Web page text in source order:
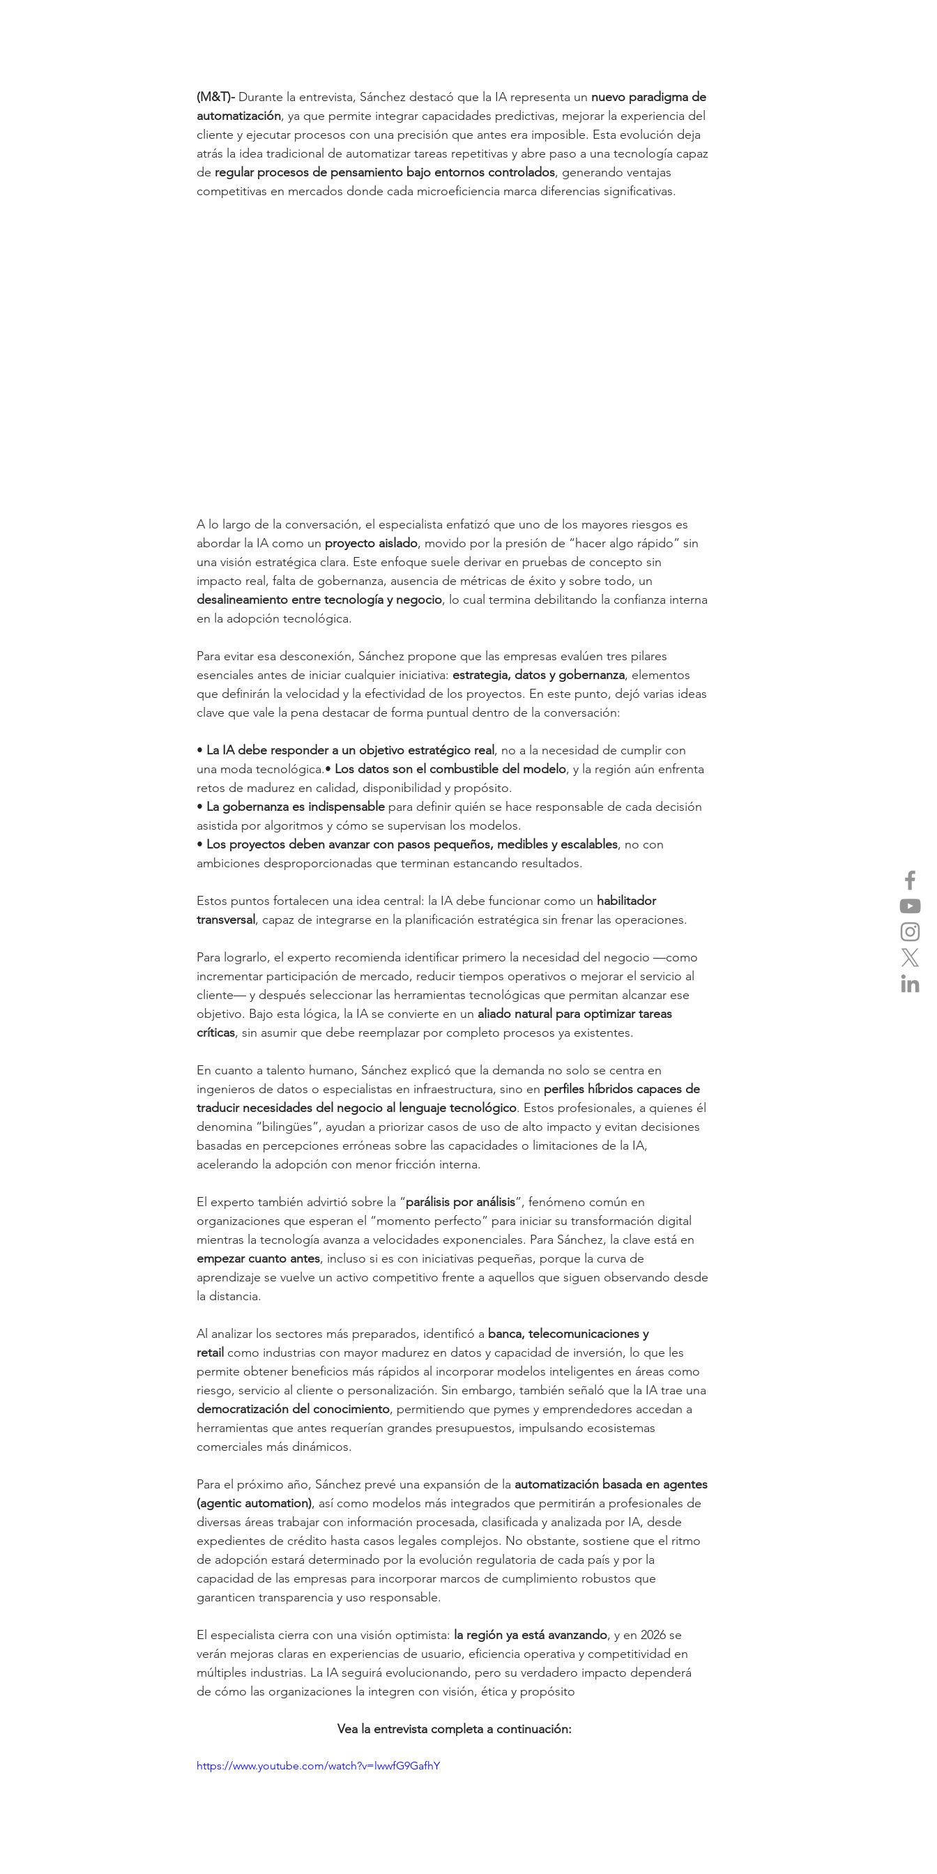
(M&T)- Durante la entrevista, Sánchez destacó que la IA representa un nuevo paradigma de
automatización, ya que permite integrar capacidades predictivas, mejorar la experiencia del
cliente y ejecutar procesos con una precisión que antes era imposible. Esta evolución deja
atrás la idea tradicional de automatizar tareas repetitivas y abre paso a una tecnología capaz
de regular procesos de pensamiento bajo entornos controlados, generando ventajas
competitivas en mercados donde cada microeficiencia marca diferencias significativas.
A lo largo de la conversación, el especialista enfatizó que uno de los mayores riesgos es
abordar la IA como un proyecto aislado, movido por la presión de “hacer algo rápido” sin
una visión estratégica clara. Este enfoque suele derivar en pruebas de concepto sin
impacto real, falta de gobernanza, ausencia de métricas de éxito y sobre todo, un
desalineamiento entre tecnología y negocio, lo cual termina debilitando la confianza interna
en la adopción tecnológica.
Para evitar esa desconexión, Sánchez propone que las empresas evalúen tres pilares
esenciales antes de iniciar cualquier iniciativa: estrategia, datos y gobernanza, elementos
que definirán la velocidad y la efectividad de los proyectos. En este punto, dejó varias ideas
clave que vale la pena destacar de forma puntual dentro de la conversación:
• La IA debe responder a un objetivo estratégico real , no a la necesidad de cumplir con
una moda tecnológica.• Los datos son el combustible del modelo, y la región aún enfrenta
retos de madurez en calidad, disponibilidad y propósito.
• La gobernanza es indispensable para definir quién se hace responsable de cada decisión
asistida por algoritmos y cómo se supervisan los modelos.
• Los proyectos deben avanzar con pasos pequeños, medibles y escalables, no con
ambiciones desproporcionadas que terminan estancando resultados.
Estos puntos fortalecen una idea central: la IA debe funcionar como un habilitador
transversal , capaz de integrarse en la planificación estratégica sin frenar las operaciones.
Para lograrlo, el experto recomienda identificar primero la necesidad del negocio —como
incrementar participación de mercado, reducir tiempos operativos o mejorar el servicio al
cliente— y después seleccionar las herramientas tecnológicas que permitan alcanzar ese
objetivo. Bajo esta lógica, la IA se convierte en un aliado natural para optimizar tareas
críticas, sin asumir que debe reemplazar por completo procesos ya existentes.
En cuanto a talento humano, Sánchez explicó que la demanda no solo se centra en
ingenieros de datos o especialistas en infraestructura, sino en perfiles híbridos capaces de
traducir necesidades del negocio al lenguaje tecnológico. Estos profesionales, a quienes él
denomina “bilingües”, ayudan a priorizar casos de uso de alto impacto y evitan decisiones
basadas en percepciones erróneas sobre las capacidades o limitaciones de la IA,
acelerando la adopción con menor fricción interna.
El experto también advirtió sobre la “parálisis por análisis”, fenómeno común en
organizaciones que esperan el “momento perfecto” para iniciar su transformación digital
mientras la tecnología avanza a velocidades exponenciales. Para Sánchez, la clave está en
empezar cuanto antes, incluso si es con iniciativas pequeñas, porque la curva de
aprendizaje se vuelve un activo competitivo frente a aquellos que siguen observando desde
la distancia.
Al analizar los sectores más preparados, identificó a banca, telecomunicaciones y
retail como industrias con mayor madurez en datos y capacidad de inversión, lo que les
permite obtener beneficios más rápidos al incorporar modelos inteligentes en áreas como
riesgo, servicio al cliente o personalización. Sin embargo, también señaló que la IA trae una
democratización del conocimiento, permitiendo que pymes y emprendedores accedan a
herramientas que antes requerían grandes presupuestos, impulsando ecosistemas
comerciales más dinámicos.
Para el próximo año, Sánchez prevé una expansión de la automatización basada en agentes
(agentic automation), así como modelos más integrados que permitirán a profesionales de
diversas áreas trabajar con información procesada, clasificada y analizada por IA, desde
expedientes de crédito hasta casos legales complejos. No obstante, sostiene que el ritmo
de adopción estará determinado por la evolución regulatoria de cada país y por la
capacidad de las empresas para incorporar marcos de cumplimiento robustos que
garanticen transparencia y uso responsable.
El especialista cierra con una visión optimista: la región ya está avanzando, y en 2026 se
verán mejoras claras en experiencias de usuario, eficiencia operativa y competitividad en
múltiples industrias. La IA seguirá evolucionando, pero su verdadero impacto dependerá
de cómo las organizaciones la integren con visión, ética y propósito
Vea la entrevista completa a continuación:
https://www.youtube.com/watch?v=lwwfG9GafhY